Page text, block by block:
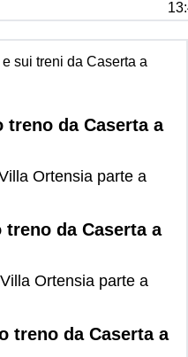
sui treni da Caserta a
da Caserta a
Ortensia parte a
da Caserta a
Ortensia parte a
treno da Caserta a